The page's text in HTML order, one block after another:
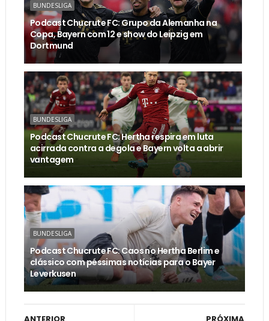
BUNDESLIGA
Podcast Chucrute FC: Grupo da Alemanha na
Copa, Bayern com 12 e show do Leipzig em
Dortmund
BUNDESLIGA
Podcast Chucrute FC: Hertha respira em luta
acirrada contra a degola e Bayern volta a abrir
vantagem
BUNDESLIGA
Podcast Chucrute FC: Caos no Hertha Berlim e
clássico com péssimas notícias para o Bayer
Leverkusen